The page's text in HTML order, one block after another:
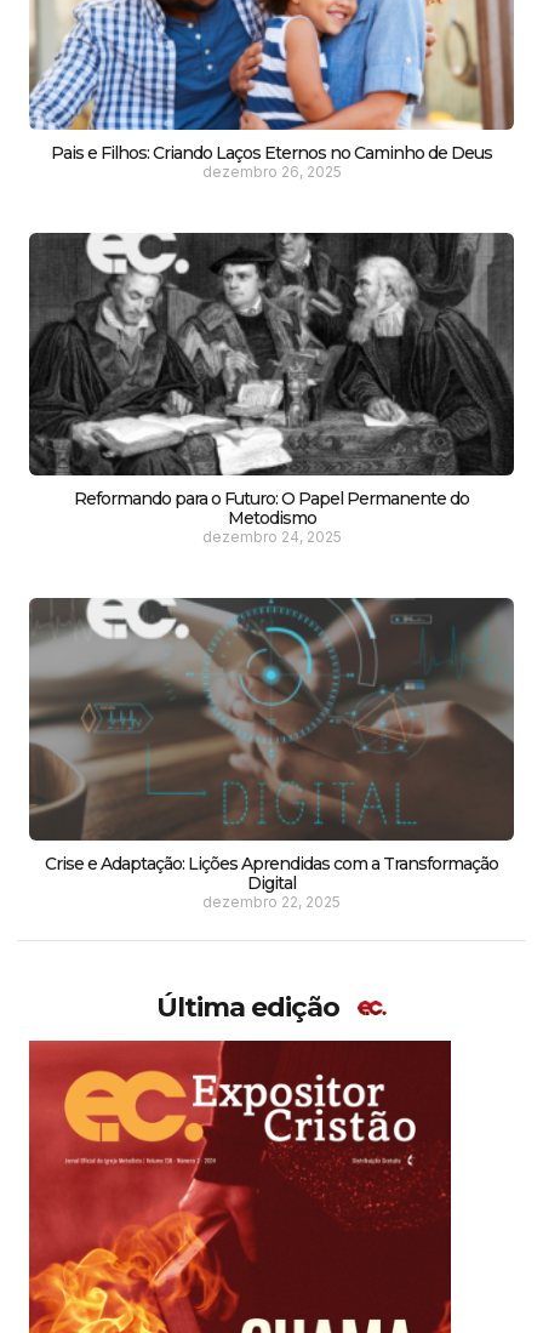
Pais e Filhos: Criando Laços Eternos no Caminho de Deus
dezembro 26, 2025
Reformando para o Futuro: O Papel Permanente do
Metodismo
dezembro 24, 2025
Crise e Adaptação: Lições Aprendidas com a Transformação
Digital
dezembro 22, 2025
Última edição